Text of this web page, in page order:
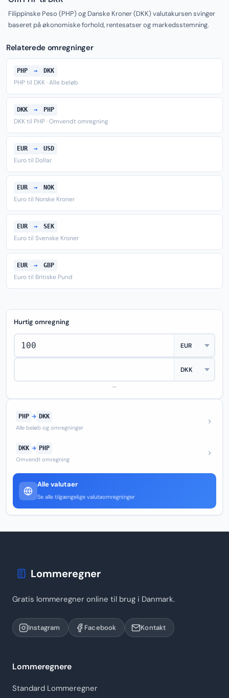
Filippinske Peso (PHP) og Danske Kroner (DKK) valutakursen svinger
baseret på økonomiske forhold, rentesatser og markedsstemning.
Relaterede omregninger
PHP → DKK
PHP til DKK · Alle beløb
DKK → PHP
DKK til PHP · Omvendt omregning
EUR → USD
Euro til Dollar
EUR → NOK
Euro til Norske Kroner
EUR → SEK
Euro til Svenske Kroner
EUR → GBP
Euro til Britiske Pund
Hurtig omregning
—
PHP → DKK
Alle beløb og omregninger
DKK → PHP
Omvendt omregning
Alle valutaer
Se alle tilgængelige valutaomregninger
Lommeregner
Gratis lommeregner online til brug i Danmark.
Instagram Facebook Kontakt
Lommeregnere
Standard Lommeregner